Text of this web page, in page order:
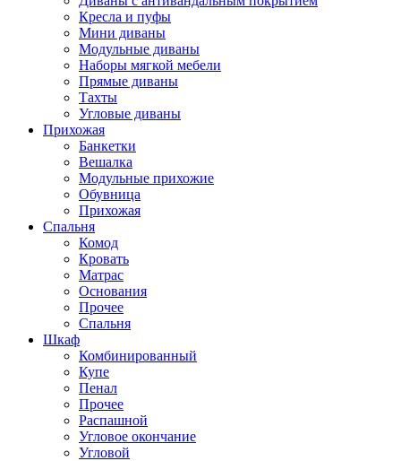
Кресла и пуфы
Мини диваны
Модульные диваны
Наборы мягкой мебели
Прямые диваны
Тахты
Угловые диваны
Прихожая
Банкетки
Вешалка
Модульные прихожие
Обувница
Прихожая
Спальня
Комод
Кровать
Матраc
Основания
Прочее
Спальня
Шкаф
Комбинированный
Купе
Пенал
Прочее
Распашной
Угловое окончание
Угловой